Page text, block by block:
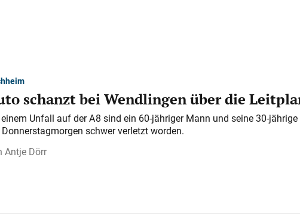
schanzt bei Wendlingen über die
Unfall auf der A 8 sind ein 60-jähriger Mann und seine 30-
schwer verletzt worden.
Antje Dörr